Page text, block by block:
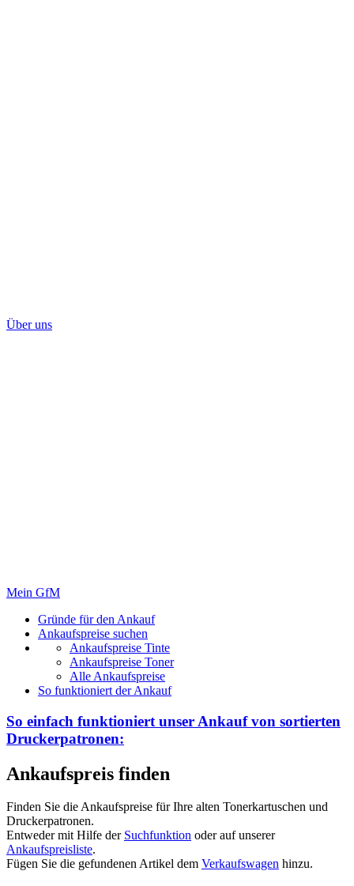
Über uns
Mein GfM
Gründe für den Ankauf
Ankaufspreise suchen
Ankaufspreise Tinte
Ankaufspreise Toner
Alle Ankaufspreise
So funktioniert der Ankauf
So einfach funktioniert unser Ankauf von sortierten
Druckerpatronen:
Ankaufspreis finden
Finden Sie die Ankaufspreise für Ihre alten Tonerkartuschen und
Druckerpatronen.
Entweder mit Hilfe der Suchfunktion oder auf unserer
Ankaufspreisliste.
Fügen Sie die gefundenen Artikel dem Verkaufswagen hinzu.